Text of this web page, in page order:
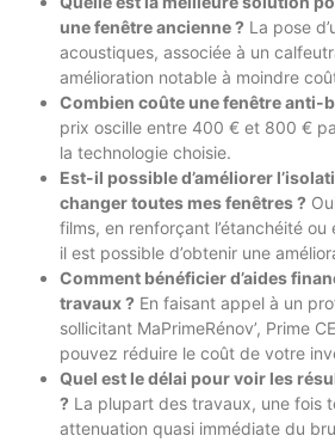
une fenêtre ancienne ? La pose
acoustiques, associée à un
amélioration notable à moindre
Combien coûte une fenêtre anti-
prix oscille entre 400 € et 800 €
la technologie choisie.
Est-il possible d’améliorer
changer toutes mes fenêtres ?
films, en renforçant l’étanchéité
il est possible d’obtenir une
Comment bénéficier d’aides
travaux ? En faisant appel à un
sollicitant MaPrimeRénov’, Prime
pouvez réduire le coût de votre
Quel est le délai pour voir les
? La plupart des travaux, une fois
attenuation quasi immédiate du